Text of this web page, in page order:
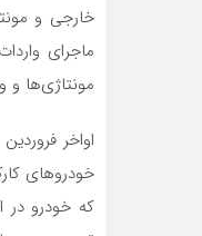
خارجی و
ماجرای
مونتاژی‌ها و
اواخر
خودروهای
که خودرو در